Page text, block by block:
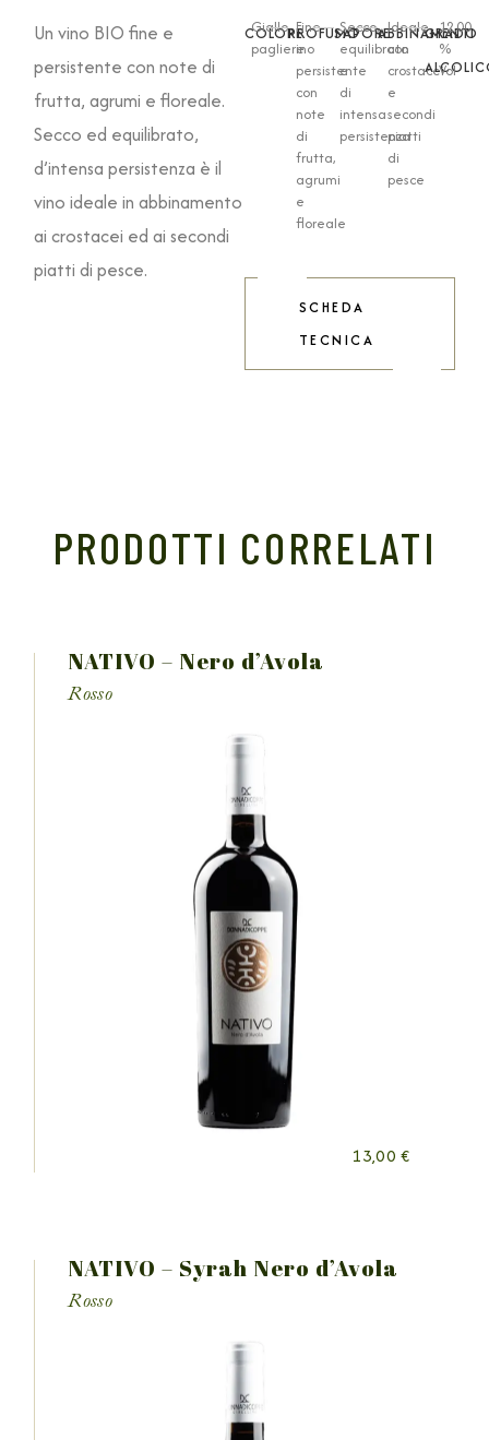
Un vino BIO fine e
persistente con note di
frutta, agrumi e floreale.
Secco ed equilibrato,
d’intensa persistenza è il
vino ideale in abbinamento
ai crostacei ed ai secondi
piatti di pesce.
COLORE
Giallo
paglierino
PROFUMO
Fine
e
persistente
con
note
di
frutta,
agrumi
e
floreale
SAPORE
Secco,
equilibrato
e
di
intensa
persistenza
ABBINAMENTI
Ideale
con
crostacei
e
secondi
piatti
di
pesce
GRADO
12.00
%
Vol
SCHEDA
TECNICA
PRODOTTI CORRELATI
NATIVO – Nero d’Avola
Rosso
13,00€
NATIVO – Syrah Nero d’Avola
Rosso